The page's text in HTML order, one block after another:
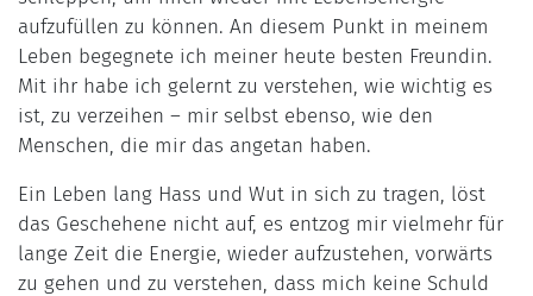
aufzufüllen zu können. An diesem Punkt in meinem
Leben begegnete ich meiner heute besten Freundin.
Mit ihr habe ich gelernt zu verstehen, wie wichtig es
ist, zu verzeihen – mir selbst ebenso, wie den
Menschen, die mir das angetan haben.
Ein Leben lang Hass und Wut in sich zu tragen, löst
das Geschehene nicht auf, es entzog mir vielmehr für
lange Zeit die Energie, wieder aufzustehen, vorwärts
zu gehen und zu verstehen, dass mich keine Schuld